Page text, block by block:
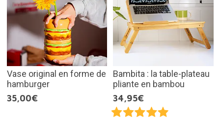
Vase original en forme de
hamburger
35,00€
Bambita : la table-plateau
pliante en bambou
34,95€